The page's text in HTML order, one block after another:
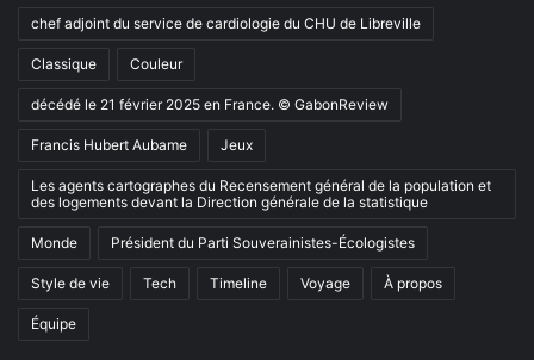
chef adjoint du service de cardiologie du CHU de Libreville
Classique Couleur
décédé le 21 février 2025 en France. © GabonReview
Francis Hubert Aubame Jeux
Les agents cartographes du Recensement général de la population et
des logements devant la Direction générale de la statistique
Monde Président du Parti Souverainistes-Écologistes
Style de vie Tech Timeline Voyage À propos
Équipe